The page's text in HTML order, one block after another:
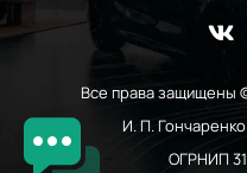
Все права защищены
И. П.
ОГРНИП